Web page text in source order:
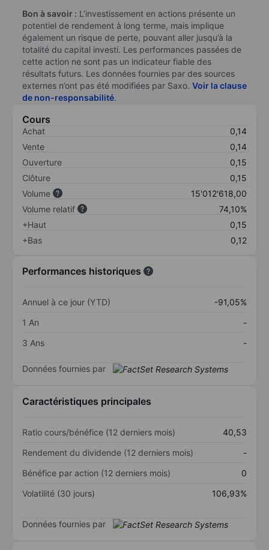
Bon à savoir : L’investissement en actions présente un
potentiel de rendement à long terme, mais implique
également un risque de perte, pouvant aller jusqu’à la
totalité du capital investi. Les performances passées de
cette action ne sont pas un indicateur fiable des
résultats futurs. Les données fournies par des sources
externes n’ont pas été modifiées par Saxo. Voir la clause
de non-responsabilité.
Cours
Achat
0,14
Vente
0,14
Ouverture
0,15
Clôture
0,15
Volume
15'012'618,00
Volume relatif
74,10%
+Haut
0,15
+Bas
0,12
Performances historiques
Annuel à ce jour (YTD)
-91,05%
1 An
-
3 Ans
-
Données fournies par
Caractéristiques principales
Ratio cours/bénéfice (12 derniers mois)
40,53
Rendement du dividende (12 derniers mois)
-
Bénéfice par action (12 derniers mois)
0
Volatilité (30 jours)
106,93%
Données fournies par